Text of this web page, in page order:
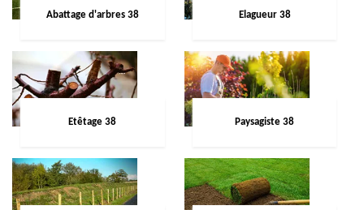
Abattage d'arbres 38 Elagueur 38
Etêtage 38 Paysagiste 38